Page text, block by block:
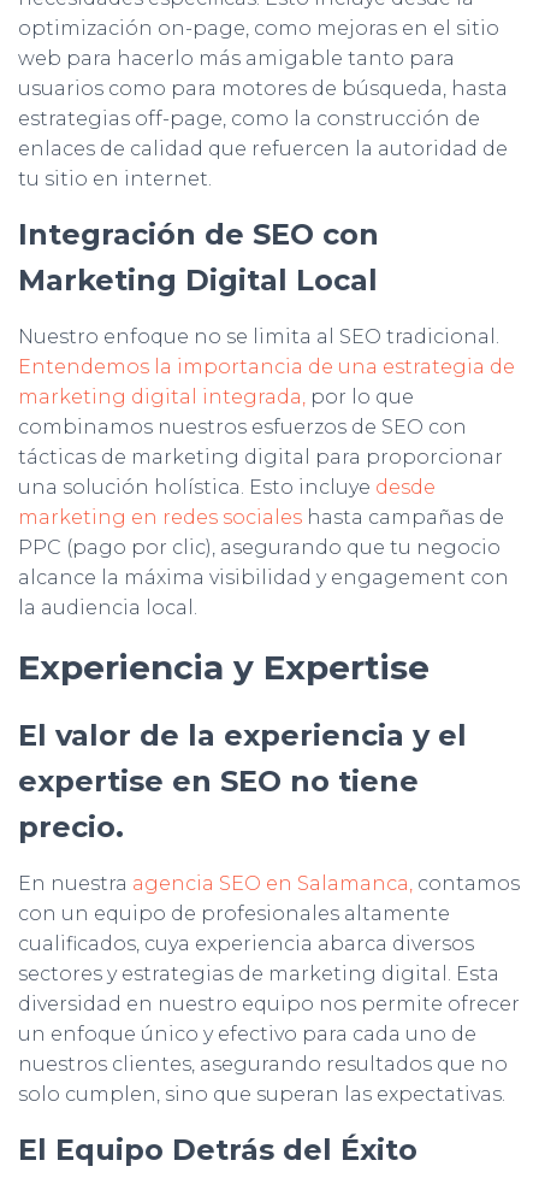
optimización on-page, como mejoras en el sitio
web para hacerlo más amigable tanto para
usuarios como para motores de búsqueda, hasta
estrategias off-page, como la construcción de
enlaces de calidad que refuercen la autoridad de
tu sitio en internet.
Integración de SEO con
Marketing Digital Local
Nuestro enfoque no se limita al SEO tradicional.
Entendemos la importancia de una estrategia de
marketing digital integrada, por lo que
combinamos nuestros esfuerzos de SEO con
tácticas de marketing digital para proporcionar
una solución holística. Esto incluye desde
marketing en redes sociales hasta campañas de
PPC (pago por clic), asegurando que tu negocio
alcance la máxima visibilidad y engagement con
la audiencia local.
Experiencia y Expertise
El valor de la experiencia y el
expertise en SEO no tiene
precio.
En nuestra agencia SEO en Salamanca, contamos
con un equipo de profesionales altamente
cualificados, cuya experiencia abarca diversos
sectores y estrategias de marketing digital. Esta
diversidad en nuestro equipo nos permite ofrecer
un enfoque único y efectivo para cada uno de
nuestros clientes, asegurando resultados que no
solo cumplen, sino que superan las expectativas.
El Equipo Detrás del Éxito